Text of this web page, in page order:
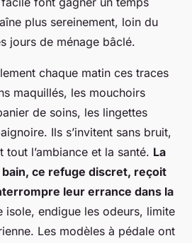
plus sereinement, loin du
jours de ménage bâclé.
chaque matin ces traces
maquillés, les mouchoirs
de soins, les lingettes
Ils s’invitent sans bruit,
tout l’ambiance et la santé. La
ce refuge discret, reçoit
leur errance dans la
isole, endigue les odeurs, limite
Les modèles à pédale ont